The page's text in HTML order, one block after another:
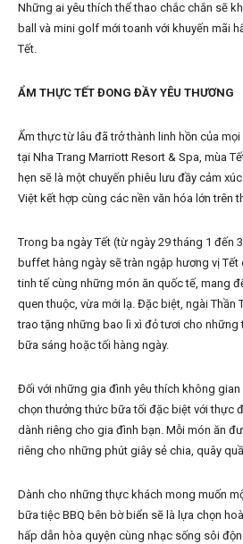
Những ai yêu thích thể thao chắc chắn sẽ
ball và mini golf mới toanh với khuyến mãi
Tết.
ẨM THỰC TẾT ĐONG ĐẦY YÊU THƯƠNG
Ẩm thực từ lâu đã trở thành linh hồn của
tại Nha Trang Marriott Resort & Spa, mùa
hẹn sẽ là một chuyến phiêu lưu đầy cảm
Việt kết hợp cùng các nền văn hóa lớn trên
Trong ba ngày Tết (từ ngày 29 tháng 1 đến
buffet hàng ngày sẽ tràn ngập hương vị Tết
tinh tế cùng những món ăn quốc tế, mang
quen thuộc, vừa mới lạ. Đặc biệt, ngài Thần
trao tặng những bao lì xì đỏ tươi cho những
bữa sáng hoặc tối hàng ngày.
Đối với những gia đình yêu thích không
chọn thưởng thức bữa tối đặc biệt với thực
dành riêng cho gia đình bạn. Mỗi món ăn
riêng cho những phút giây sẻ chia, quây
Dành cho những thực khách mong muốn
bữa tiệc BBQ bên bờ biển sẽ là lựa chọn
hấp dẫn hòa quyện cùng nhạc sống sôi